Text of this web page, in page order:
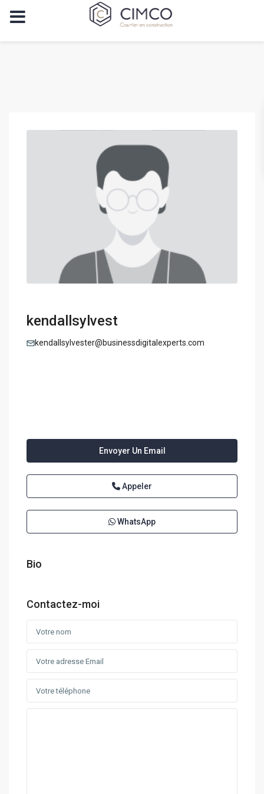
kendallsylvest
kendallsylvester@businessdigitalexperts.com
Envoyer Un Email
Appeler
WhatsApp
Bio
Contactez-moi